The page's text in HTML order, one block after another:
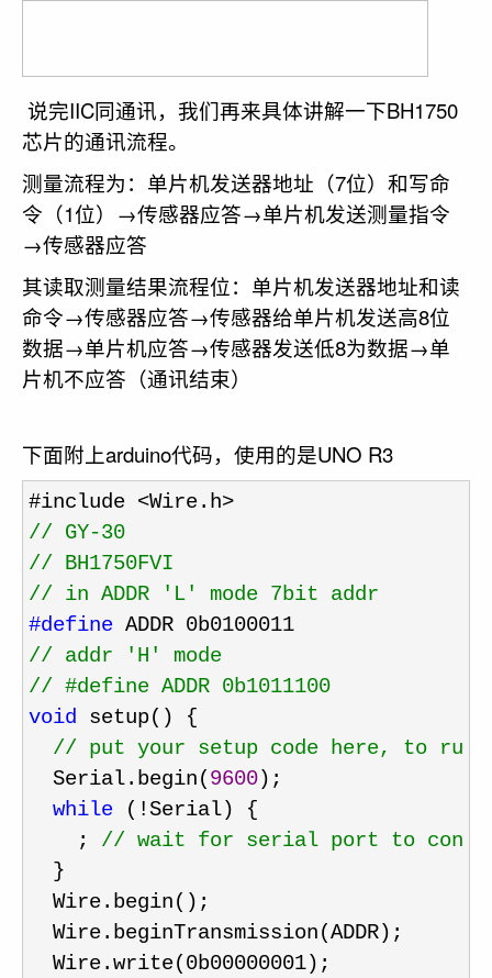
说完IIC同通讯，我们再来具体讲解一下BH1750
芯片的通讯流程。
测量流程为：单片机发送器地址（7位）和写命
令（1位）→传感器应答→单片机发送测量指令
→传感器应答
其读取测量结果流程位：单片机发送器地址和读
命令→传感器应答→传感器给单片机发送高8位
数据→单片机应答→传感器发送低8为数据→单
片机不应答（通讯结束）
下面附上arduino代码，使用的是UNO R3
//
//
// in ADDR 'L' mode 7bit addr
#define
//
// #define ADDR 0b1011100
void setup() {
// put your setup code here, to run
  Serial.begin(
9600);
while (!Serial) {
    ;
// wait for serial port to
  }
  Wire.begin();
  Wire.beginTransmission(ADDR);
  Wire.write(0b00000001);